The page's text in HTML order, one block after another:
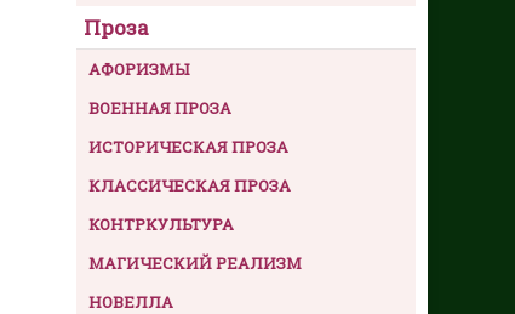
Проза
АФОРИЗМЫ
ВОЕННАЯ ПРОЗА
ИСТОРИЧЕСКАЯ ПРОЗА
КЛАССИЧЕСКАЯ ПРОЗА
КОНТРКУЛЬТУРА
МАГИЧЕСКИЙ РЕАЛИЗМ
НОВЕЛЛА